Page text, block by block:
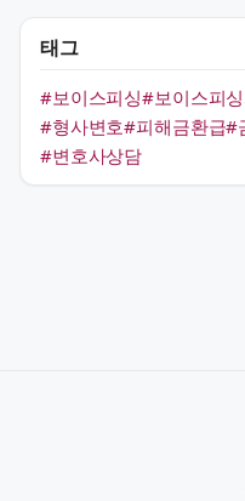
태그
#보이스피싱#보이스피
#형사변호#피해금환급#
#변호사상담